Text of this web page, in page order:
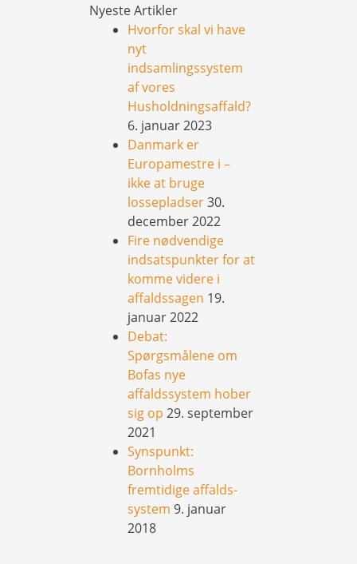
Nyeste Artikler
Hvorfor skal vi have
nyt
indsamlingssystem
af vores
Husholdningsaffald?
6. januar 2023
Danmark er
Europamestre i –
ikke at bruge
lossepladser30.
december 2022
Fire nødvendige
indsatspunkter for at
komme videre i
affaldssagen 19.
januar 2022
Debat:
Spørgsmålene om
Bofas nye
affaldssystem hober
sig op 29. september
2021
Synspunkt:
Bornholms
fremtidige affalds-
system 9. januar
2018